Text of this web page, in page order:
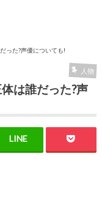
った?声優についても!
人物
は誰だった?声